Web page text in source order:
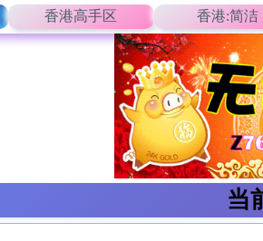
香港高手区 香港:简洁
当